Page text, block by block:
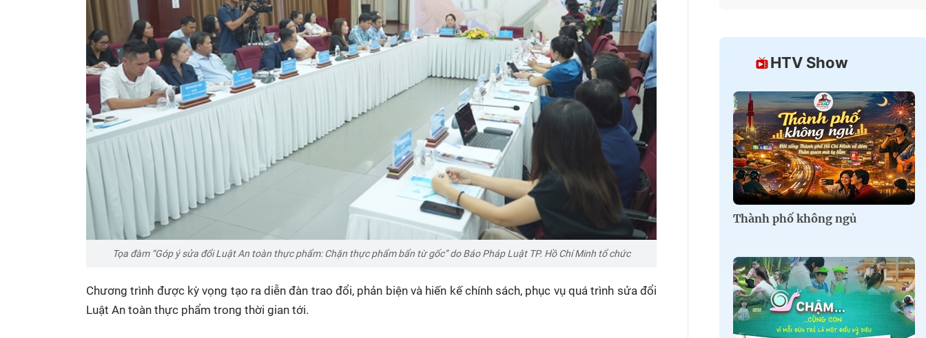
Tọa đàm “Góp ý sửa đổi Luật An toàn thực phẩm: Chặn thực phẩm bẩn từ gốc” do Báo Pháp Luật TP. Hồ Chí Minh tổ chức
Chương trình được kỳ vọng tạo ra diễn đàn trao đổi, phản biện và hiến kế chính sách, phục vụ quá trình sửa đổi
Luật An toàn thực phẩm trong thời gian tới.
HTV Show
Thành phố không ngủ